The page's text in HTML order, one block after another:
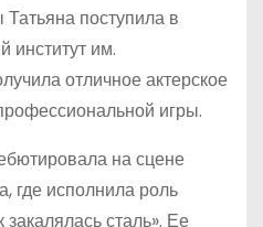
поступила в
институт им.
отличное актерское
игры.
на сцене
где исполнила роль
сталь». Ее